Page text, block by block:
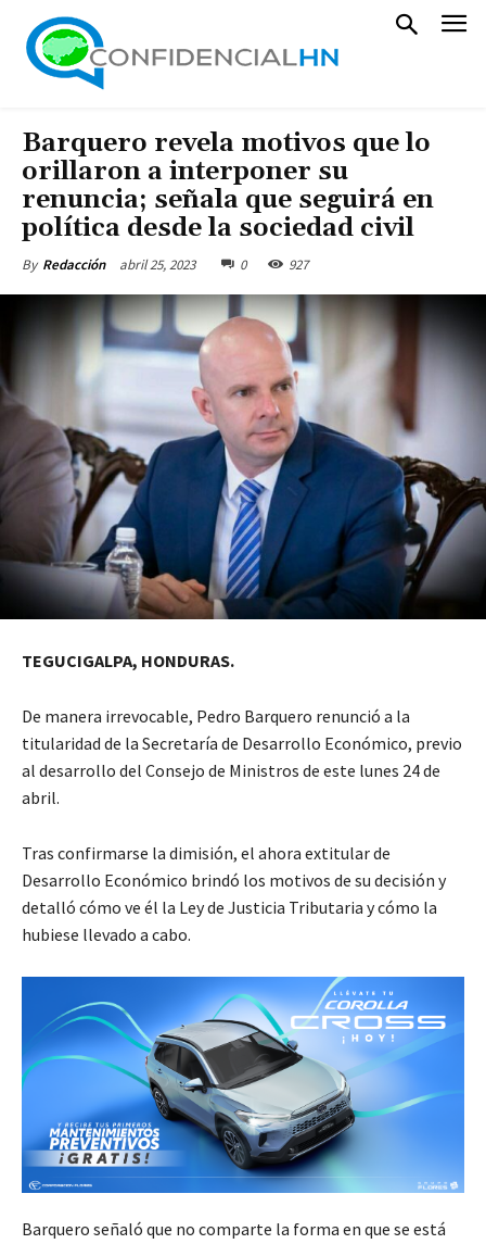
Barquero revela motivos que lo
orillaron a interponer su
renuncia; señala que seguirá en
política desde la sociedad civil
By Redacción abril 25, 2023 0 927
TEGUCIGALPA, HONDURAS.
De manera irrevocable, Pedro Barquero renunció a la
titularidad de la Secretaría de Desarrollo Económico, previo
al desarrollo del Consejo de Ministros de este lunes 24 de
abril.
Tras confirmarse la dimisión, el ahora extitular de
Desarrollo Económico brindó los motivos de su decisión y
detalló cómo ve él la Ley de Justicia Tributaria y cómo la
hubiese llevado a cabo.
Barquero señaló que no comparte la forma en que se está